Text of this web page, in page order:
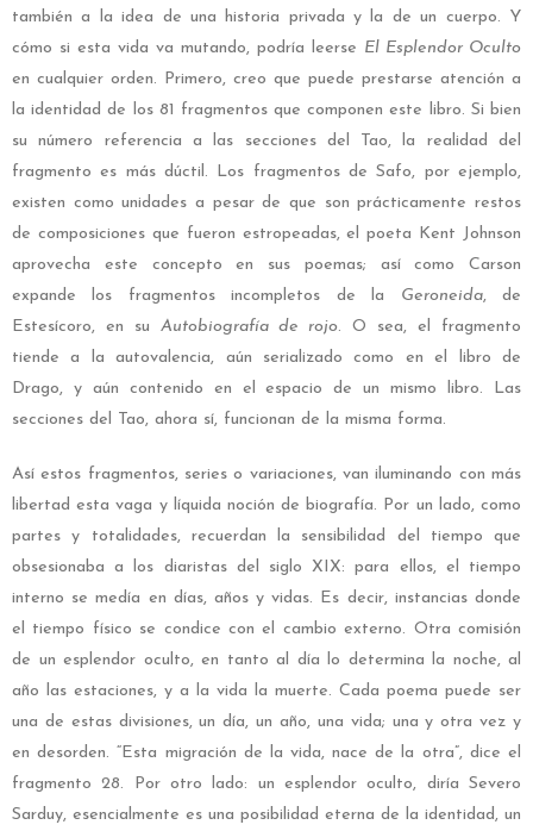
también a la idea de una historia privada y la de un cuerpo. Y
cómo si esta vida va mutando, podría leerse El Esplendor Oculto
en cualquier orden. Primero, creo que puede prestarse atención a
la identidad de los 81 fragmentos que componen este libro. Si bien
su número referencia a las secciones del Tao, la realidad del
fragmento es más dúctil. Los fragmentos de Safo, por ejemplo,
existen como unidades a pesar de que son prácticamente restos
de composiciones que fueron estropeadas, el poeta Kent Johnson
aprovecha este concepto en sus poemas; así como Carson
expande los fragmentos incompletos de la Geroneida, de
Estesícoro, en su Autobiografía de rojo. O sea, el fragmento
tiende a la autovalencia, aún serializado como en el libro de
Drago, y aún contenido en el espacio de un mismo libro. Las
secciones del Tao, ahora sí, funcionan de la misma forma.
Así estos fragmentos, series o variaciones, van iluminando con más
libertad esta vaga y líquida noción de biografía. Por un lado, como
partes y totalidades, recuerdan la sensibilidad del tiempo que
obsesionaba a los diaristas del siglo XIX: para ellos, el tiempo
interno se medía en días, años y vidas. Es decir, instancias donde
el tiempo físico se condice con el cambio externo. Otra comisión
de un esplendor oculto, en tanto al día lo determina la noche, al
año las estaciones, y a la vida la muerte. Cada poema puede ser
una de estas divisiones, un día, un año, una vida; una y otra vez y
en desorden. “Esta migración de la vida, nace de la otra”, dice el
fragmento 28. Por otro lado: un esplendor oculto, diría Severo
Sarduy, esencialmente es una posibilidad eterna de la identidad, un